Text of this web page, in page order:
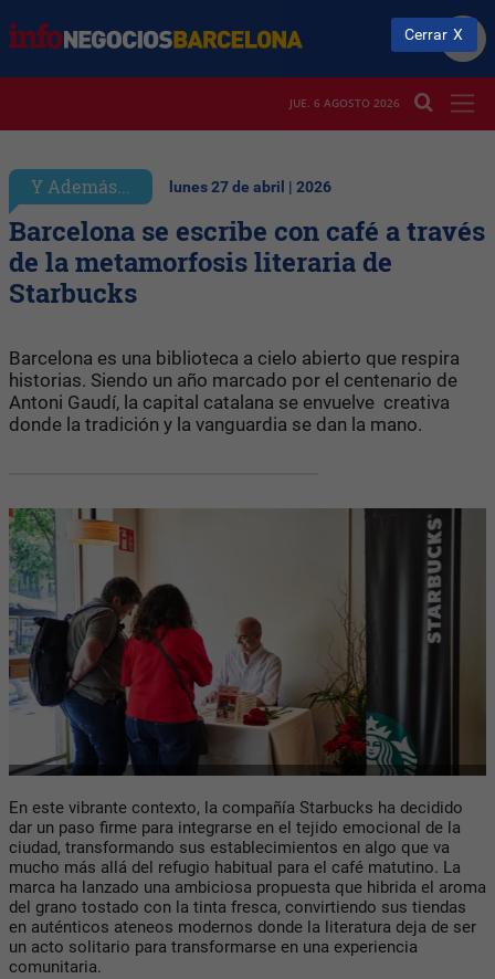
JUE. 6 AGOSTO 2026
Y Además... lunes 27 de abril | 2026
Barcelona se escribe con café a través
de la metamorfosis literaria de
Starbucks
Barcelona es una biblioteca a cielo abierto que respira
historias. Siendo un año marcado por el centenario de
Antoni Gaudí, la capital catalana se envuelve creativa
donde la tradición y la vanguardia se dan la mano.
En este vibrante contexto, la compañía Starbucks ha decidido
dar un paso firme para integrarse en el tejido emocional de la
ciudad, transformando sus establecimientos en algo que va
mucho más allá del refugio habitual para el café matutino. La
marca ha lanzado una ambiciosa propuesta que hibrida el aroma
del grano tostado con la tinta fresca, convirtiendo sus tiendas
en auténticos ateneos modernos donde la literatura deja de ser
un acto solitario para transformarse en una experiencia
comunitaria.
Cerrar